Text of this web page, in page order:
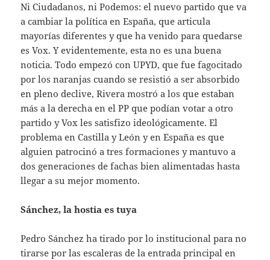
Ni Ciudadanos, ni Podemos: el nuevo partido que va
a cambiar la política en España, que articula
mayorías diferentes y que ha venido para quedarse
es Vox. Y evidentemente, esta no es una buena
noticia. Todo empezó con UPYD, que fue fagocitado
por los naranjas cuando se resistió a ser absorbido
en pleno declive, Rivera mostró a los que estaban
más a la derecha en el PP que podían votar a otro
partido y Vox les satisfizo ideológicamente. El
problema en Castilla y León y en España es que
alguien patrocinó a tres formaciones y mantuvo a
dos generaciones de fachas bien alimentadas hasta
llegar a su mejor momento.
Sánchez, la hostia es tuya
Pedro Sánchez ha tirado por lo institucional para no
tirarse por las escaleras de la entrada principal en